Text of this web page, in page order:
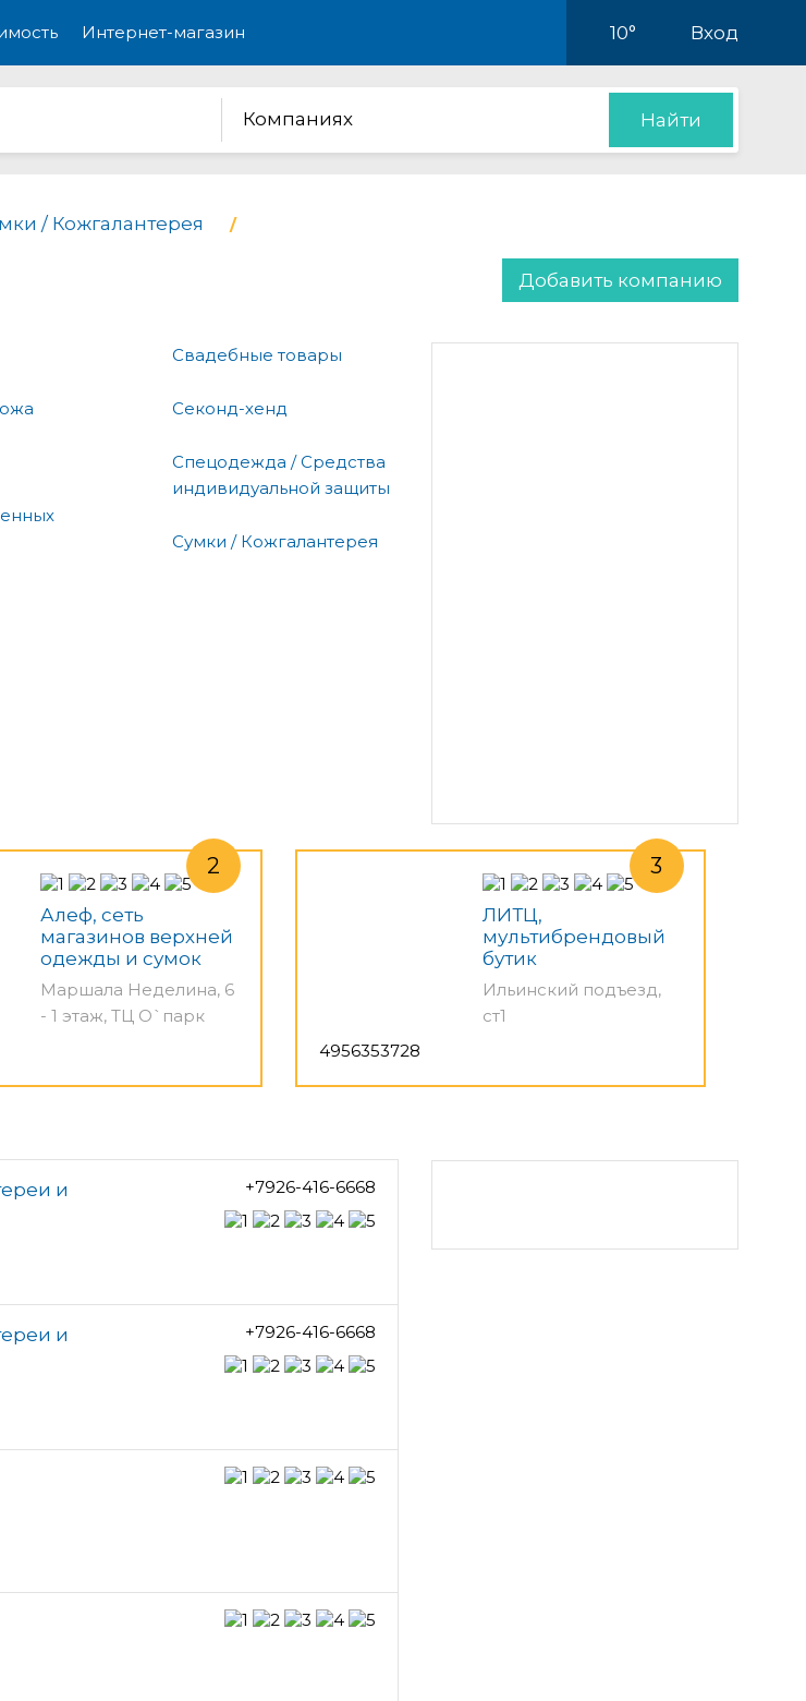
Интернет-магазин 10° Вход
Компаниях Найти
/ Кожгалантерея
Добавить компанию
Свадебные товары
Секонд-хенд
Спецодежда / Средства
индивидуальной защиты
Сумки / Кожгалантерея
Алеф, сеть
магазинов верхней
одежды и сумок
Маршала Неделина, 6
- 1 этаж, ТЦ О`парк
ЛИТЦ,
мультибрендовый
бутик
Ильинский подъезд,
ст1
4956353728
и
+7926-416-6668
и
+7926-416-6668